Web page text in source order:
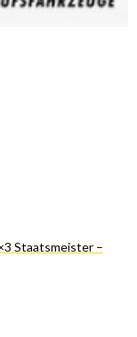
Staatsmeister –